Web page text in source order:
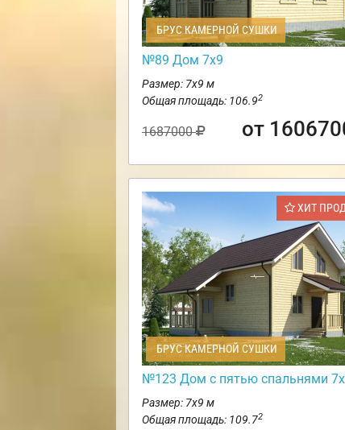
БРУС КАМЕРНОЙ СУШКИ
№89 Дом 7х9
Размер: 7х9 м
Общая площадь: 106.92
1687000 от
ХИТ
БРУС КАМЕРНОЙ СУШКИ
№123 Дом с пятью спальнями
Размер: 7х9 м
Общая площадь: 109.72